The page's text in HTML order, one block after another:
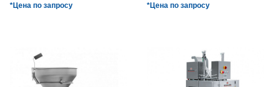
*Цена по запросу *Цена по запросу